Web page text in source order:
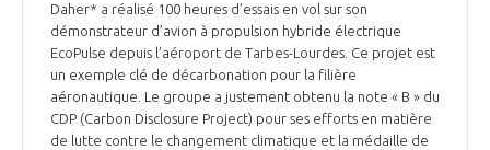
Daher* a réalisé 100 heures d’essais en vol sur son
démonstrateur d’avion à propulsion hybride électrique
EcoPulse depuis l’aéroport de Tarbes-Lourdes. Ce projet est
un exemple clé de décarbonation pour la filière
aéronautique. Le groupe a justement obtenu la note « B » du
CDP (Carbon Disclosure Project) pour ses efforts en matière
de lutte contre le changement climatique et la médaille de